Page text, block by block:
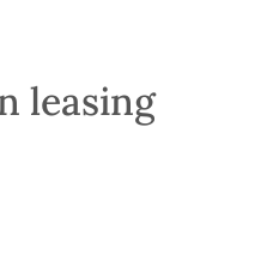
leasing